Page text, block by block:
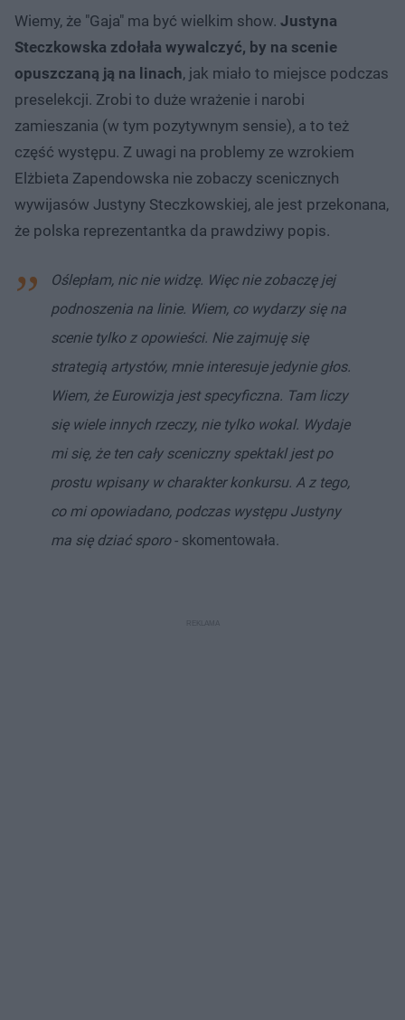
Wiemy, że "Gaja" ma być wielkim show. Justyna
Steczkowska zdołała wywalczyć, by na scenie
opuszczaną ją na linach, jak miało to miejsce podczas
preselekcji. Zrobi to duże wrażenie i narobi
zamieszania (w tym pozytywnym sensie), a to też
część występu. Z uwagi na problemy ze wzrokiem
Elżbieta Zapendowska nie zobaczy scenicznych
wywijasów Justyny Steczkowskiej, ale jest przekonana,
że polska reprezentantka da prawdziwy popis.
Oślepłam, nic nie widzę. Więc nie zobaczę jej
podnoszenia na linie. Wiem, co wydarzy się na
scenie tylko z opowieści. Nie zajmuję się
strategią artystów, mnie interesuje jedynie głos.
Wiem, że Eurowizja jest specyficzna. Tam liczy
się wiele innych rzeczy, nie tylko wokal. Wydaje
mi się, że ten cały sceniczny spektakl jest po
prostu wpisany w charakter konkursu. A z tego,
co mi opowiadano, podczas występu Justyny
ma się dziać sporo- skomentowała.